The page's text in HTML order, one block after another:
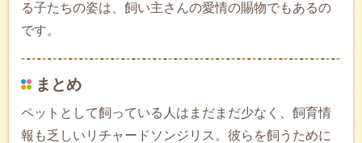
る子たちの姿は、飼い主さんの愛情の賜物でもあるの
です。
まとめ
ペットとして飼っている人はまだまだ少なく、飼育情
報も乏しいリチャードソンジリス。彼らを飼うために